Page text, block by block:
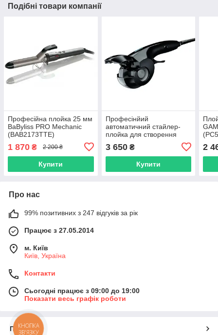
Подібні товари компанії
Професійна плойка 25 мм
BaByliss PRO Mechanic
(BAB2173TTE)
1 870 ₴ 2 200 ₴
Купити
Професінйий
автоматичний стайлер-
плойка для створення
Wonder Curl (GC0101)
3 650₴
Купити
2
Про нас
99% позитивних з 247 відгуків за рік
Працює з 27.05.2014
м. Київ
Київ, Україна
Контакти
Сьогодні працює з 09:00 до 19:00
Показати весь графік роботи
Про нас
КНОПКА
ЗВ'ЯЗКУ